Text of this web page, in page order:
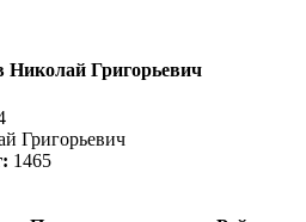
Григорьевич
Григорьевич
1465